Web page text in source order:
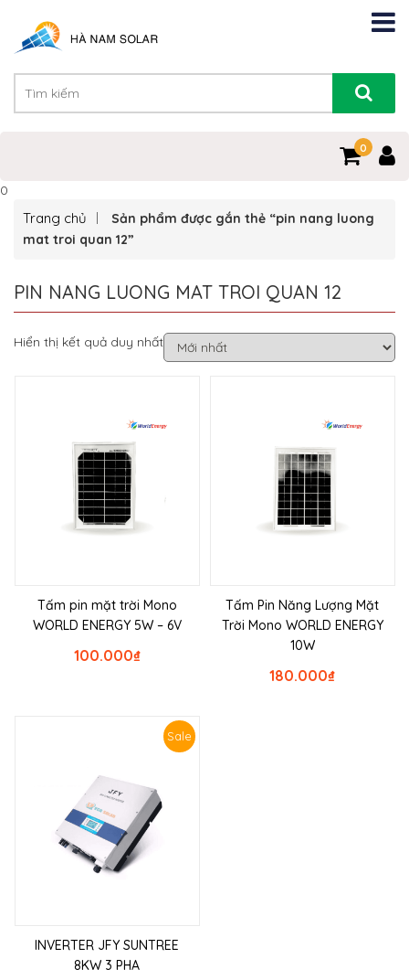
0
0
Trang chủ
Sản phẩm được gắn thẻ “pin nang luong
mat troi quan 12”
PIN NANG LUONG MAT TROI QUAN 12
Hiển thị kết quả duy nhất
Tấm pin mặt trời Mono
WORLD ENERGY 5W – 6V
₫
100.000
Tấm Pin Năng Lượng Mặt
Trời Mono WORLD ENERGY
10W
₫
180.000
Sale
INVERTER JFY SUNTREE
8KW 3 PHA